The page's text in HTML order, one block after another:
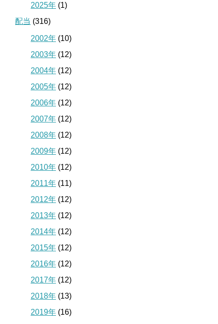
2025年 (1)
配当 (316)
2002年 (10)
2003年 (12)
2004年 (12)
2005年 (12)
2006年 (12)
2007年 (12)
2008年 (12)
2009年 (12)
2010年 (12)
2011年 (11)
2012年 (12)
2013年 (12)
2014年 (12)
2015年 (12)
2016年 (12)
2017年 (12)
2018年 (13)
2019年 (16)